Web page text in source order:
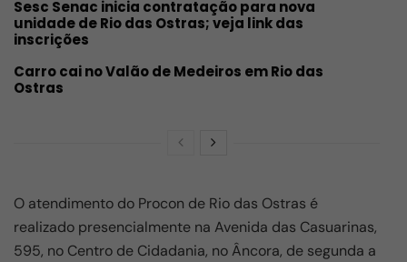
Sesc Senac inicia contratação para nova
unidade de Rio das Ostras; veja link das
inscrições
Carro cai no Valão de Medeiros em Rio das
Ostras
O atendimento do Procon de Rio das Ostras é
realizado presencialmente na Avenida das Casuarinas,
595, no Centro de Cidadania, no Âncora, de segunda a